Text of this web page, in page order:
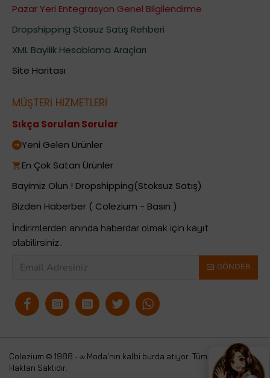
Pazar Yeri Entegrasyon Genel Bilgilendirme
Dropshipping Stosuz Satış Rehberi
XML Bayilik Hesablama Araçları
Site Haritası
MÜŞTERİ HİZMETLERİ
Sıkça Sorulan Sorular
Yeni Gelen Ürünler
En Çok Satan Ürünler
Bayimiz Olun ! Dropshipping(Stoksuz Satış)
Bizden Haberber ( Colezium - Basın )
İndirimlerden anında haberdar olmak için kayıt
olabilirsiniz..
GÖNDER
Colezium © 1988 - ∞ Moda'nın kalbi burda atıyor. Tüm
Hakları Saklıdır.
Colezium